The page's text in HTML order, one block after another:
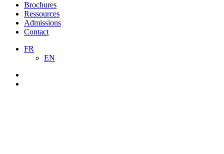
Brochures
Ressources
Admissions
Contact
FR
EN